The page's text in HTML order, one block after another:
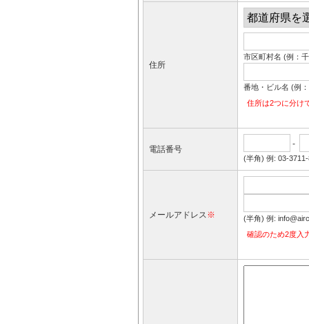
住所
市区町村名 (例：
番地・ビル名 (例
住所は2つに分け
電話番号
-
(半角) 例: 03-
メールアドレス※
(半角) 例:
確認のため2度入